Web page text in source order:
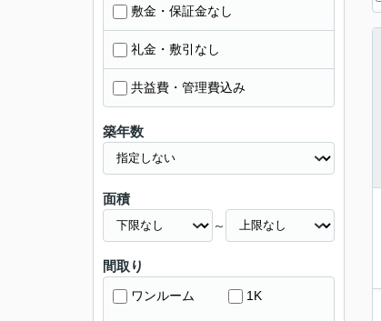
敷金・保証金なし
礼金・敷引なし
共益費・管理費込み
築年数
面積
～
間取り
ワンルーム 1K